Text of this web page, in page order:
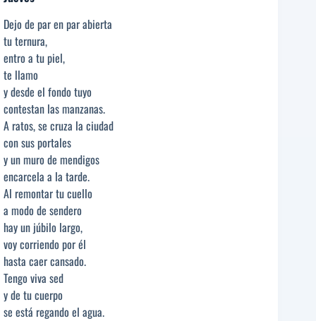
Dejo de par en par abierta
tu ternura,
entro a tu piel,
te llamo
y desde el fondo tuyo
contestan las manzanas.
A ratos, se cruza la ciudad
con sus portales
y un muro de mendigos
encarcela a la tarde.
Al remontar tu cuello
a modo de sendero
hay un júbilo largo,
voy corriendo por él
hasta caer cansado.
Tengo viva sed
y de tu cuerpo
se está regando el agua.